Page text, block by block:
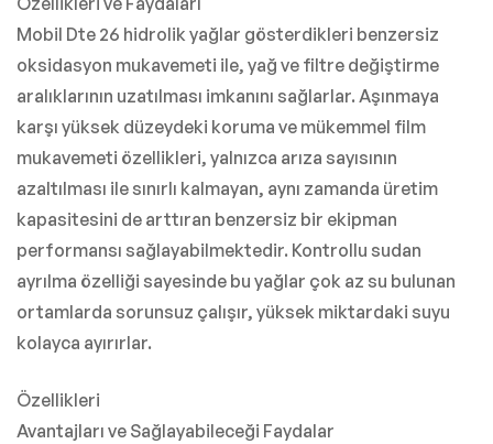
Mobil Dte 26 hidrolik yağlar gösterdikleri benzersiz
oksidasyon mukavemeti ile, yağ ve filtre değiştirme
aralıklarının uzatılması imkanını sağlarlar. Aşınmaya
karşı yüksek düzeydeki koruma ve mükemmel film
mukavemeti özellikleri, yalnızca arıza sayısının
azaltılması ile sınırlı kalmayan, aynı zamanda üretim
kapasitesini de arttıran benzersiz bir ekipman
performansı sağlayabilmektedir. Kontrollu sudan
ayrılma özelliği sayesinde bu yağlar çok az su bulunan
ortamlarda sorunsuz çalışır, yüksek miktardaki suyu
kolayca ayırırlar.
Özellikleri
Avantajları ve Sağlayabileceği Faydalar